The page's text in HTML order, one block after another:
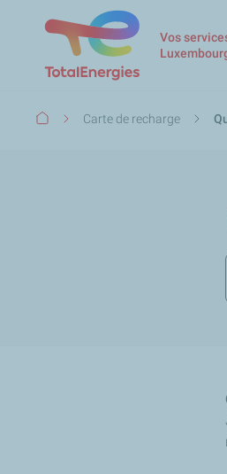
Vos
Fil
Carte de recharge